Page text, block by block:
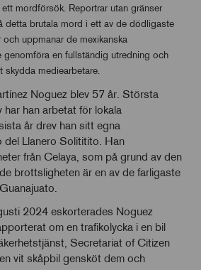
mordförsök. Reportrar utan gränser
detta brutala mord i ett av de dödligaste
uppmanar de mexikanska
genomföra en fullständig utredning och
skydda mediearbetare.
Noguez blev 57 år. Största
han arbetat för lokala
år drev han sitt egna
del Llanero Solititito. Han
från Celaya, som på grund av den
brottsligheten är en av de farligaste
2024 eskorterades Noguez
om en trafikolycka i en bil
Secretariat of Citizen
vit skåpbil gensköt dem och